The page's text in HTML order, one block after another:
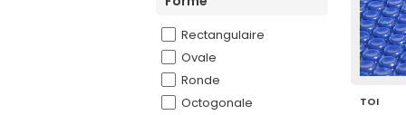
Rectangulaire
Ovale
Ronde
Octogonale
TOI